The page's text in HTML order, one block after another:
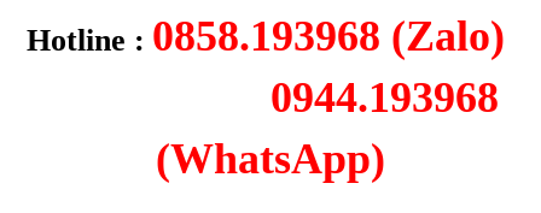
Hotline : 0858.193968 (Zalo)
0944.193968
(WhatsApp)